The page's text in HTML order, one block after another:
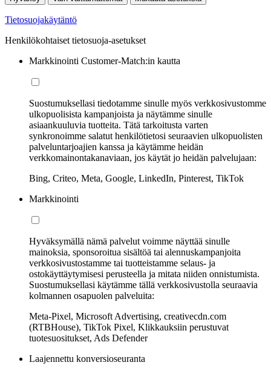
Tietosuojakäytäntö
Henkilökohtaiset tietosuoja-asetukset
Markkinointi Customer-Match:in kautta
Suostumuksellasi tiedotamme sinulle myös verkkosivustomme
ulkopuolisista kampanjoista ja näytämme sinulle
asiaankuuluvia tuotteita. Tätä tarkoitusta varten
synkronoimme salatut henkilötietosi seuraavien ulkopuolisten
palveluntarjoajien kanssa ja käytämme heidän
verkkomainontakanaviaan, jos käytät jo heidän palvelujaan:
Bing, Criteo, Meta, Google, LinkedIn, Pinterest, TikTok
Markkinointi
Hyväksymällä nämä palvelut voimme näyttää sinulle
mainoksia, sponsoroitua sisältöä tai alennuskampanjoita
verkkosivustostamme tai tuotteistamme selaus- ja
ostokäyttäytymisesi perusteella ja mitata niiden onnistumista.
Suostumuksellasi käytämme tällä verkkosivustolla seuraavia
kolmannen osapuolen palveluita:
Meta-Pixel, Microsoft Advertising, creativecdn.com
(RTBHouse), TikTok Pixel, Klikkauksiin perustuvat
tuotesuositukset, Ads Defender
Laajennettu konversioseuranta